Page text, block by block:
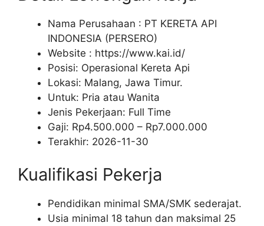
Nama Perusahaan : PT KERETA API
INDONESIA (PERSERO)
Website : https://www.kai.id/
Posisi: Operasional Kereta Api
Lokasi: Malang, Jawa Timur.
Untuk: Pria atau Wanita
Jenis Pekerjaan: Full Time
Gaji: Rp4.500.000 – Rp7.000.000
Terakhir: 2026-11-30
Kualifikasi Pekerja
Pendidikan minimal SMA/SMK sederajat.
Usia minimal 18 tahun dan maksimal 25